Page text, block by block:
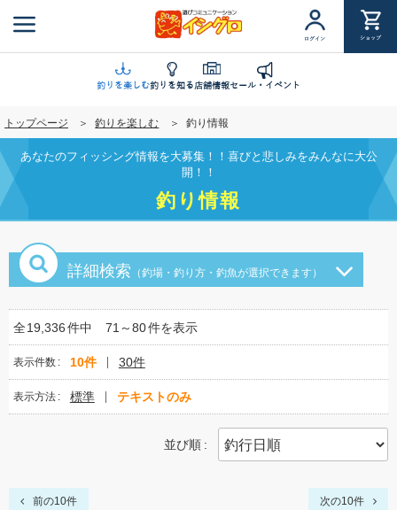
ン
に
移
動
ログイン ショップ
釣りを楽しむ釣りを知る店舗情報セール・イベント
トップページ 釣りを楽しむ 釣り情報
あなたのフィッシング情報を大募集！！喜びと悲しみをみんなに大公
開！！
釣り情報
詳細検索 （釣場・釣り方・釣魚が選択できます）
全19,336件中 71～80件を表示
表示件数 10件 30件
表示方法 標準 テキストのみ
並び順
前の10件 次の10件